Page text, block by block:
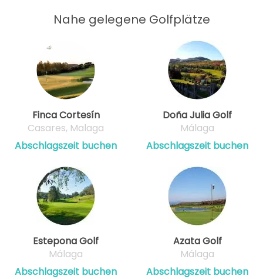
Nahe gelegene Golfplätze
Finca Cortesín
Casares, Malaga
Abschlagszeit buchen
Doña Julia Golf
Málaga
Abschlagszeit buchen
Estepona Golf
Málaga
Abschlagszeit buchen
Azata Golf
Málaga
Abschlagszeit buchen